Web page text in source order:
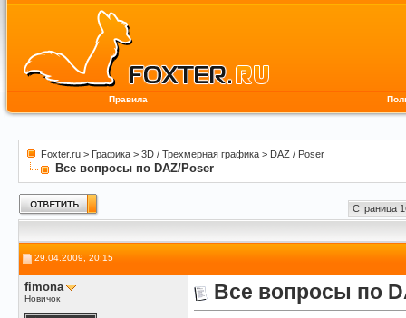
Правила
Foxter.ru > Графика > 3D / Трехмерная графика > DAZ / Poser
Все вопросы по DAZ/Poser
Страница
29.04.2009, 20:15
fimona
Новичок Все вопросы по